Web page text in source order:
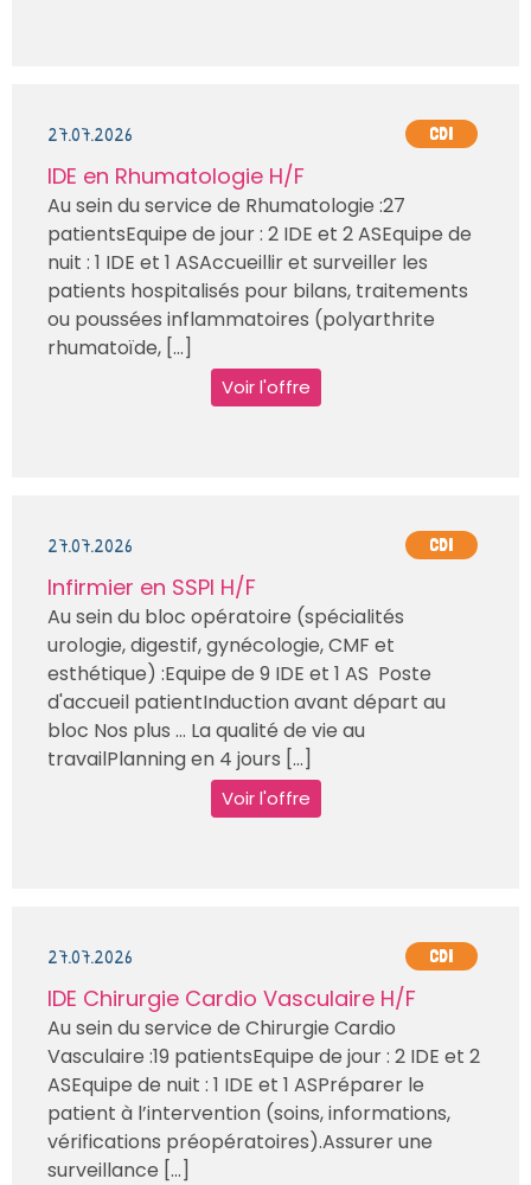
27.07.2026 CDI
IDE en Rhumatologie H/F
Au sein du service de Rhumatologie :27
patientsEquipe de jour : 2 IDE et 2 ASEquipe de
nuit : 1 IDE et 1 ASAccueillir et surveiller les
patients hospitalisés pour bilans, traitements
ou poussées inflammatoires (polyarthrite
rhumatoïde, [...]
Voir l'offre
27.07.2026 CDI
Infirmier en SSPI H/F
Au sein du bloc opératoire (spécialités
urologie, digestif, gynécologie, CMF et
esthétique) :Equipe de 9 IDE et 1 AS Poste
d'accueil patientInduction avant départ au
bloc Nos plus … La qualité de vie au
travailPlanning en 4 jours [...]
Voir l'offre
27.07.2026 CDI
IDE Chirurgie Cardio Vasculaire H/F
Au sein du service de Chirurgie Cardio
Vasculaire :19 patientsEquipe de jour : 2 IDE et 2
ASEquipe de nuit : 1 IDE et 1 ASPréparer le
patient à l’intervention (soins, informations,
vérifications préopératoires).Assurer une
surveillance [...]